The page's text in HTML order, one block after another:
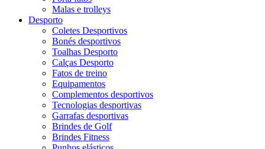
Malas e trolleys
Desporto
Coletes Desportivos
Bonés desportivos
Toalhas Desporto
Calças Desporto
Fatos de treino
Equipamentos
Complementos desportivos
Tecnologias desportivas
Garrafas desportivas
Brindes de Golf
Brindes Fitness